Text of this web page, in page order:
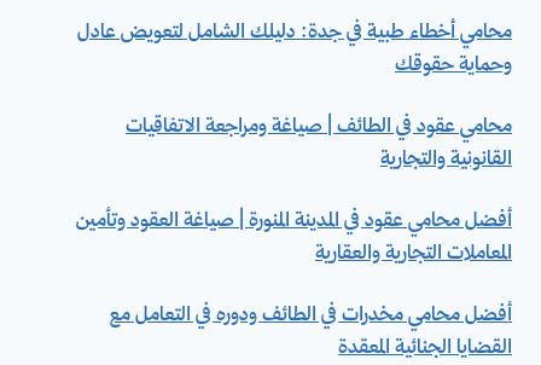
محامي أخطاء طبية في جدة: دليلك الشامل لتعويض عادل
وحماية حقوقك
محامي عقود في الطائف | صياغة ومراجعة الاتفاقيات
القانونية والتجارية
أفضل محامي عقود في المدينة المنورة | صياغة العقود وتأمين
المعاملات التجارية والعقارية
أفضل محامي مخدرات في الطائف ودوره في التعامل مع
القضايا الجنائية المعقدة